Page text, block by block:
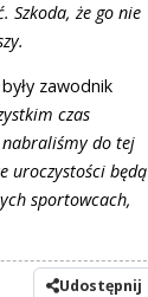
Szkoda, że go nie
zawodnik
czas
nabraliśmy do tej
uroczystości będą
sportowcach,
Udostępnij